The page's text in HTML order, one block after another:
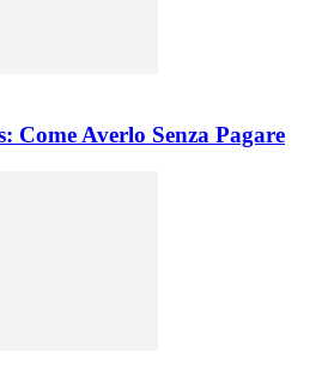
Come Averlo Senza Pagare